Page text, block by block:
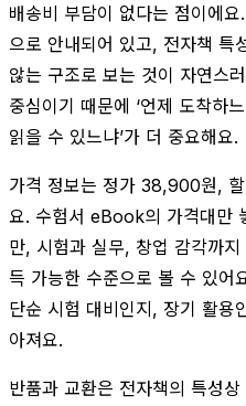
배송비 부담이 없다는 점이에
으로 안내되어 있고, 전자책 특
않는 구조로 보는 것이 자연스
중심이기 때문에 ‘언제 도착하
읽을 수 있느냐’가 더 중요해요.
가격 정보는 정가 38,900원,
요. 수험서 eBook의 가격대만
만, 시험과 실무, 창업 감각까
득 가능한 수준으로 볼 수 있어
단순 시험 대비인지, 장기 활용
아져요.
반품과 교환은 전자책의 특성